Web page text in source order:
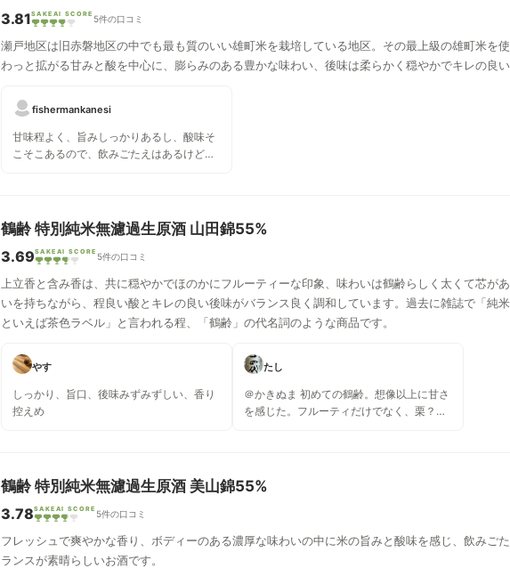
3.81SAKEAI SCORE 5件の口コミ
瀬戸地区は旧赤磐地区の中でも最も質のいい雄町米を栽培している地区。その最上級の雄町米を
わっと拡がる甘みと酸を中心に、膨らみのある豊かな味わい、後味は柔らかく穏やかでキレの良い
fishermankanesi
甘味程よく、旨みしっかりあるし、酸味そ
こそこあるので、飲みごたえはあるけど、
鶴齢 特別純米無濾過生原酒 山田錦55%
3.69SAKEAI SCORE 5件の口コミ
上立香と含み香は、共に穏やかでほのかにフルーティーな印象、味わいは鶴齢らしく太くて芯が
いを持ちながら、程良い酸とキレの良い後味がバランス良く調和しています。過去に雑誌で「純
といえば茶色ラベル」と言われる程、「鶴齢」の代名詞のような商品です。
やす
しっかり、旨口、後味みずみずしい、香り
控えめ
たし
＠かきぬま 初めての鶴齢。想像以上に甘さ
を感じた。フルーティだけでなく、栗？
鶴齢 特別純米無濾過生原酒 美山錦55%
3.78SAKEAI SCORE 5件の口コミ
フレッシュで爽やかな香り、ボディーのある濃厚な味わいの中に米の旨みと酸味を感じ、飲みご
ランスが素晴らしいお酒です。